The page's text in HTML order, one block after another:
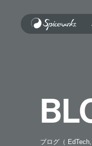
ブログ（